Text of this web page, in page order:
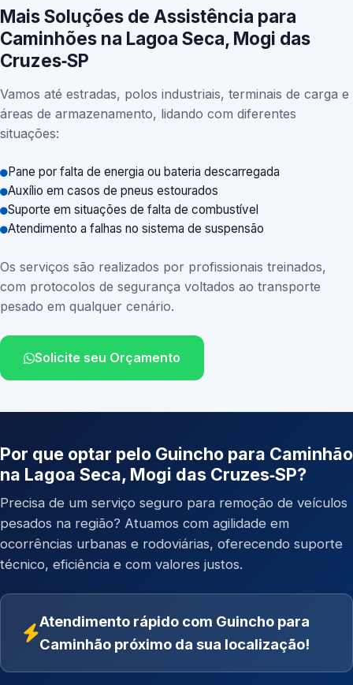
Mais Soluções de Assistência para
Caminhões na Lagoa Seca, Mogi das
Cruzes‑SP
Vamos até estradas, polos industriais, terminais de carga e
áreas de armazenamento, lidando com diferentes
situações:
Pane por falta de energia ou bateria descarregada
Auxílio em casos de pneus estourados
Suporte em situações de falta de combustível
Atendimento a falhas no sistema de suspensão
Os serviços são realizados por profissionais treinados,
com protocolos de segurança voltados ao transporte
pesado em qualquer cenário.
Solicite seu Orçamento
Por que optar pelo Guincho para Caminhão
na Lagoa Seca, Mogi das Cruzes‑SP?
Precisa de um serviço seguro para remoção de veículos
pesados na região? Atuamos com agilidade em
ocorrências urbanas e rodoviárias, oferecendo suporte
técnico, eficiência e com valores justos.
Atendimento rápido com Guincho para
Caminhão próximo da sua localização!